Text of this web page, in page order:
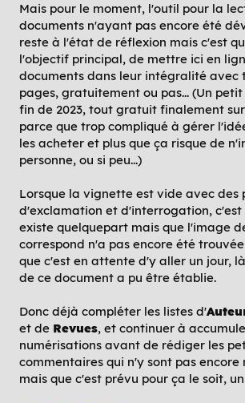
Mais pour le moment, l'outil pour la
documents n'ayant pas encore été
reste à l'état de réflexion mais c'est
l'objectif principal, de mettre ici en
documents dans leur intégralité avec
pages, gratuitement ou pas... (Un
fin de 2023, tout gratuit finalement sur
parce que trop compliqué à gérer
les acheter et plus que ça risque de
personne, ou si peu...)
Lorsque la vignette est vide avec des
d'exclamation et d'interrogation,
existe quelquepart mais que l'image
correspond n'a pas encore été
que c'est en attente d'y aller un jour,
de ce document a pu être établie.
Donc déjà compléter les listes d'
et de Revues, et continuer à
numérisations avant de rédiger les
commentaires qui n'y sont pas encore
mais que c'est prévu pour ça le soit,